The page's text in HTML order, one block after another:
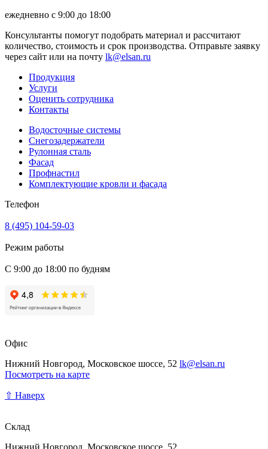
ежедневно с 9:00 до 18:00
Консультанты помогут подобрать материал и рассчитают
количество, стоимость и срок производства. Отправьте заявку
через сайт или на почту lk@elsan.ru
Продукция
Услуги
Оценить сотрудника
Контакты
Водосточные системы
Снегозадержатели
Рулонная сталь
Фасад
Профнастил
Комплектующие кровли и фасада
Телефон
8 (495) 104-59-03
Режим работы
С 9:00 до 18:00 по будням
Офис
Нижний Новгород, Московское шоссе, 52 lk@elsan.ru
Посмотреть на карте
⇧ Наверх
Склад
Нижний Новгород, Московское шоссе, 52